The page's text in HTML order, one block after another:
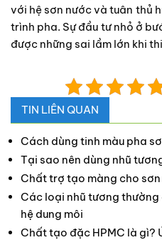
với hệ sơn nước và tuân thủ
trình pha. Sự đầu tư nhỏ ở
được những sai lầm lớn khi
TIN LIÊN QUAN
Cách dùng tinh màu pha
Tại sao nên dùng nhũ
Chất trợ tạo màng cho
Các loại nhũ tương
hệ dung môi
Chất tạo đặc HPMC là gì?